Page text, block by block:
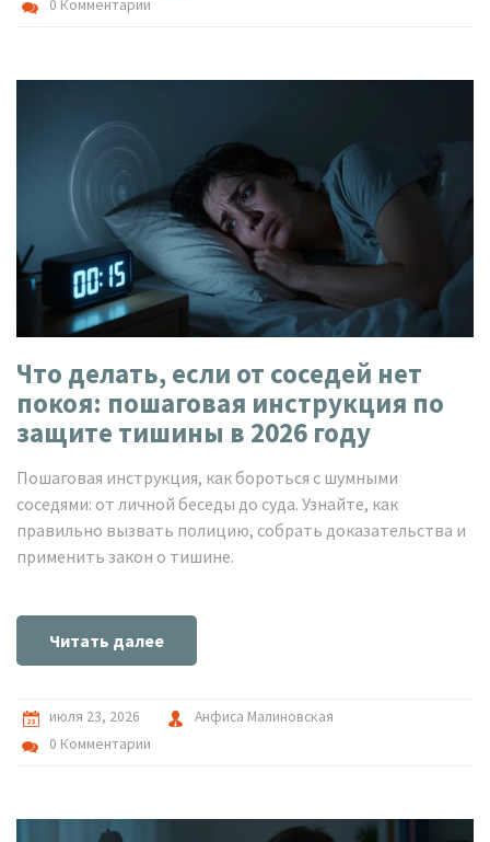
0 Комментарии
Что делать, если от соседей нет
покоя: пошаговая инструкция по
защите тишины в 2026 году
Пошаговая инструкция, как бороться с шумными
соседями: от личной беседы до суда. Узнайте, как
правильно вызвать полицию, собрать доказательства и
применить закон о тишине.
Читать далее
июля 23, 2026
Анфиса Малиновская
0 Комментарии